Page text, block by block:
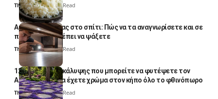
Thali Ombre4 Min Read
Αυγά κατσαρίδας στο σπίτι: Πώς να τα αναγνωρίσετε και σε
ποια σημεία πρέπει να ψάξετε
Thali Ombre4 Min Read
12 φυτά εδαφοκάλυψης που μπορείτε να φυτέψετε τον
Αύγουστο για να έχετε χρώμα στον κήπο όλο το φθινόπωρο
Thali Ombre7 Min Read